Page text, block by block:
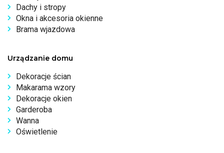
Dachy i stropy
Okna i akcesoria okienne
Brama wjazdowa
Urządzanie domu
Dekoracje ścian
Makarama wzory
Dekoracje okien
Garderoba
Wanna
Oświetlenie